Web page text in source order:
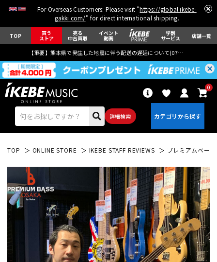
For Overseas Customers: Please visit "https://global.ikebe-
gakki.com/" for direct international shipping.
TOP 買う
ストア
売る
中古買取
イベント
動画
学割
サービス 店舗一覧
【重要】熊本県で発生した地震に伴う配送の遅延について(07月29日
詳細検索
0
エレキギター アコギ/エレアコ
ベース ウクレレ
TOP ONLINE STORE IKEBE STAFF REVIEWS プレミアムベー